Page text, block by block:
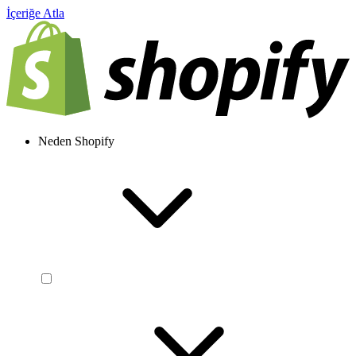
İçeriğe Atla
Neden Shopify